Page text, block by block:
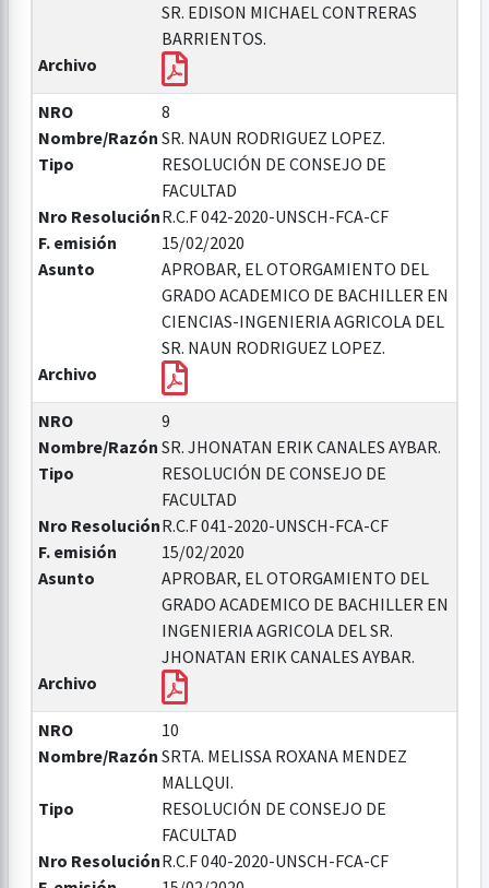
SR. EDISON MICHAEL CONTRERAS
BARRIENTOS.
Archivo
NRO
8
Nombre/Razón SR. NAUN RODRIGUEZ LOPEZ.
Tipo
RESOLUCIÓN DE CONSEJO DE
FACULTAD
Nro ResoluciónR.C.F 042-2020-UNSCH-FCA-CF
F. emisión
15/02/2020
Asunto
APROBAR, EL OTORGAMIENTO DEL
GRADO ACADEMICO DE BACHILLER EN
CIENCIAS-INGENIERIA AGRICOLA DEL
SR. NAUN RODRIGUEZ LOPEZ.
Archivo
NRO
9
Nombre/Razón SR. JHONATAN ERIK CANALES AYBAR.
Tipo
RESOLUCIÓN DE CONSEJO DE
FACULTAD
Nro ResoluciónR.C.F 041-2020-UNSCH-FCA-CF
F. emisión
15/02/2020
Asunto
APROBAR, EL OTORGAMIENTO DEL
GRADO ACADEMICO DE BACHILLER EN
INGENIERIA AGRICOLA DEL SR.
JHONATAN ERIK CANALES AYBAR.
Archivo
NRO
10
Nombre/Razón SRTA. MELISSA ROXANA MENDEZ
MALLQUI.
Tipo
RESOLUCIÓN DE CONSEJO DE
FACULTAD
Nro ResoluciónR.C.F 040-2020-UNSCH-FCA-CF